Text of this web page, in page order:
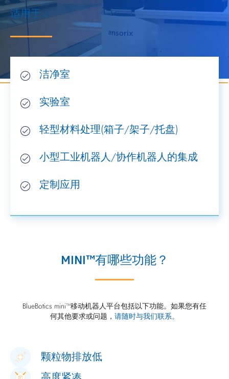
适用于：
洁净室
实验室
轻型材料处理(箱子/架子/托盘)
小型工业机器人/协作机器人的集成
定制应用
MINI™有哪些功能？
BlueBotics mini™移动机器人平台包括以下功能。如果您有任
何其他要求或问题， 请随时与我们联系。
颗粒物排放低